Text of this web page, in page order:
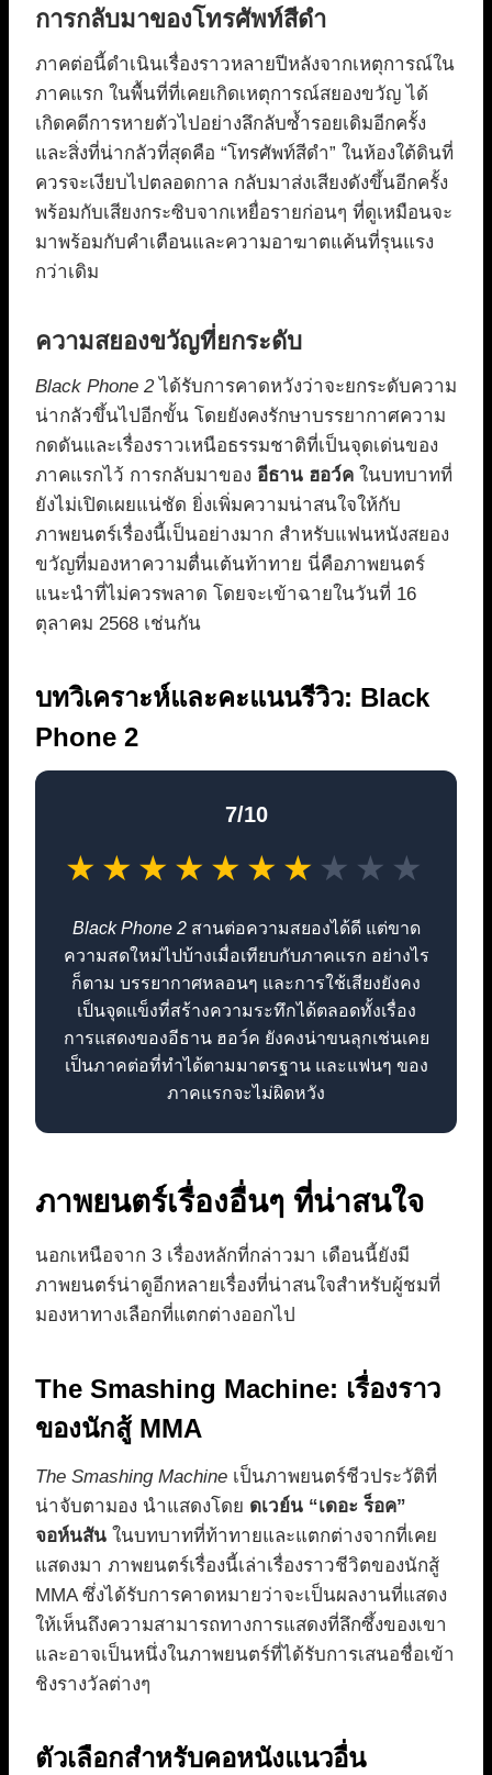
การกลับมาของโทรศัพท์สีดำ
ภาคต่อนี้ดำเนินเรื่องราวหลายปีหลังจากเหตุการณ์ใน
ภาคแรก ในพื้นที่ที่เคยเกิดเหตุการณ์สยองขวัญ ได้
เกิดคดีการหายตัวไปอย่างลึกลับซ้ำรอยเดิมอีกครั้ง
และสิ่งที่น่ากลัวที่สุดคือ “โทรศัพท์สีดำ” ในห้องใต้ดินที่
ควรจะเงียบไปตลอดกาล กลับมาส่งเสียงดังขึ้นอีกครั้ง
พร้อมกับเสียงกระซิบจากเหยื่อรายก่อนๆ ที่ดูเหมือนจะ
มาพร้อมกับคำเตือนและความอาฆาตแค้นที่รุนแรง
กว่าเดิม
ความสยองขวัญที่ยกระดับ
Black Phone 2ได้รับการคาดหวังว่าจะยกระดับความ
น่ากลัวขึ้นไปอีกขั้น โดยยังคงรักษาบรรยากาศความ
กดดันและเรื่องราวเหนือธรรมชาติที่เป็นจุดเด่นของ
ภาคแรกไว้ การกลับมาของ อีธาน ฮอว์ค ในบทบาทที่
ยังไม่เปิดเผยแน่ชัด ยิ่งเพิ่มความน่าสนใจให้กับ
ภาพยนตร์เรื่องนี้เป็นอย่างมาก สำหรับแฟนหนังสยอง
ขวัญที่มองหาความตื่นเต้นท้าทาย นี่คือภาพยนตร์
แนะนำที่ไม่ควรพลาด โดยจะเข้าฉายในวันที่ 16
ตุลาคม 2568 เช่นกัน
บทวิเคราะห์และคะแนนรีวิว: Black
Phone 2
7/10
★ ★ ★ ★ ★ ★ ★ ★ ★ ★
Black Phone 2สานต่อความสยองได้ดี แต่ขาด
ความสดใหม่ไปบ้างเมื่อเทียบกับภาคแรก อย่างไร
ก็ตาม บรรยากาศหลอนๆ และการใช้เสียงยังคง
เป็นจุดแข็งที่สร้างความระทึกได้ตลอดทั้งเรื่อง
การแสดงของอีธาน ฮอว์ค ยังคงน่าขนลุกเช่นเคย
เป็นภาคต่อที่ทำได้ตามมาตรฐาน และแฟนๆ ของ
ภาคแรกจะไม่ผิดหวัง
ภาพยนตร์เรื่องอื่นๆ ที่น่าสนใจ
นอกเหนือจาก 3 เรื่องหลักที่กล่าวมา เดือนนี้ยังมี
ภาพยนตร์น่าดูอีกหลายเรื่องที่น่าสนใจสำหรับผู้ชมที่
มองหาทางเลือกที่แตกต่างออกไป
The Smashing Machine: เรื่องราว
ของนักสู้ MMA
The Smashing Machine เป็นภาพยนตร์ชีวประวัติที่
น่าจับตามอง นำแสดงโดย ดเวย์น “เดอะ ร็อค”
จอห์นสัน ในบทบาทที่ท้าทายและแตกต่างจากที่เคย
แสดงมา ภาพยนตร์เรื่องนี้เล่าเรื่องราวชีวิตของนักสู้
MMA ซึ่งได้รับการคาดหมายว่าจะเป็นผลงานที่แสดง
ให้เห็นถึงความสามารถทางการแสดงที่ลึกซึ้งของเขา
และอาจเป็นหนึ่งในภาพยนตร์ที่ได้รับการเสนอชื่อเข้า
ชิงรางวัลต่างๆ
ตัวเลือกสำหรับคอหนังแนวอื่น